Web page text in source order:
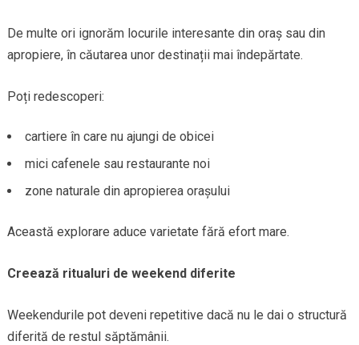
De multe ori ignorăm locurile interesante din oraș sau din
apropiere, în căutarea unor destinații mai îndepărtate.
Poți redescoperi:
cartiere în care nu ajungi de obicei
mici cafenele sau restaurante noi
zone naturale din apropierea orașului
Această explorare aduce varietate fără efort mare.
Creează ritualuri de weekend diferite
Weekendurile pot deveni repetitive dacă nu le dai o structură
diferită de restul săptămânii.